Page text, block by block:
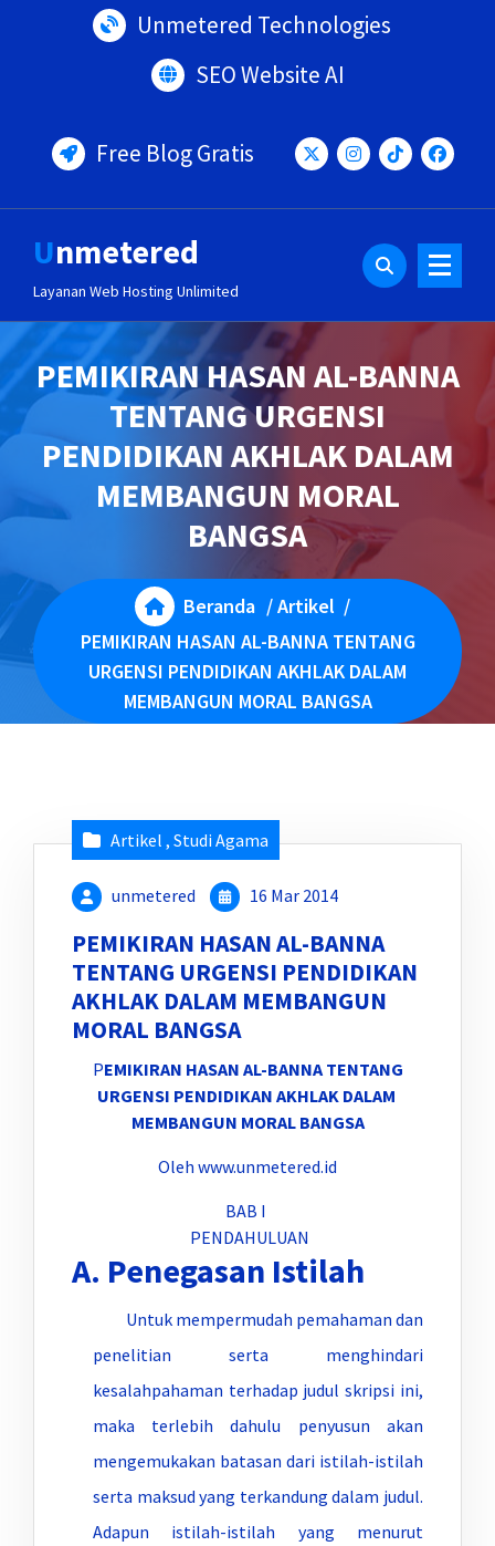
Unmetered Technologies
SEO Website AI
Free Blog Gratis
Unmetered
Layanan Web Hosting Unlimited
PEMIKIRAN HASAN AL-BANNA
TENTANG URGENSI
PENDIDIKAN AKHLAK DALAM
MEMBANGUN MORAL
BANGSA
Beranda /Artikel /
PEMIKIRAN HASAN AL-BANNA TENTANG
URGENSI PENDIDIKAN AKHLAK DALAM
MEMBANGUN MORAL BANGSA
Artikel , Studi Agama
unmetered 16 Mar 2014
PEMIKIRAN HASAN AL-BANNA
TENTANG URGENSI PENDIDIKAN
AKHLAK DALAM MEMBANGUN
MORAL BANGSA
PEMIKIRAN HASAN AL-BANNA TENTANG
URGENSI PENDIDIKAN AKHLAK DALAM
MEMBANGUN MORAL BANGSA
Oleh www.unmetered.id
BAB I
PENDAHULUAN
A. Penegasan Istilah
Untuk mempermudah pemahaman dan
penelitian serta menghindari
kesalahpahaman terhadap judul skripsi ini,
maka terlebih dahulu penyusun akan
mengemukakan batasan dari istilah-istilah
serta maksud yang terkandung dalam judul.
Adapun istilah-istilah yang menurut